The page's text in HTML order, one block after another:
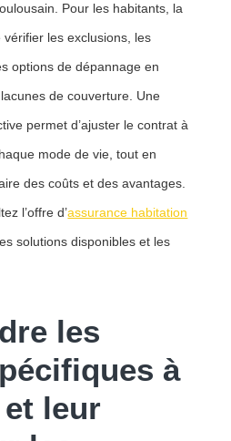
Pour les habitants, la
les exclusions, les
options de dépannage en
de couverture. Une
permet d’ajuster le contrat à
mode de vie, tout en
des coûts et des avantages.
l’offre d’assurance habitation
solutions disponibles et les
les
à
leur